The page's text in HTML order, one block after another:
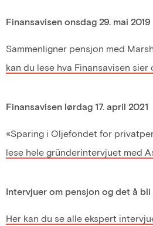
Finansavisen onsdag 29. mai 2019
Sammenligner pensjon med
kan du lese hva Finansavisen sier
Finansavisen lørdag 17. april 2021
«Sparing i Oljefondet for
lese hele gründerintervjuet med
Intervjuer om pensjon og det å
Her kan du se alle ekspert